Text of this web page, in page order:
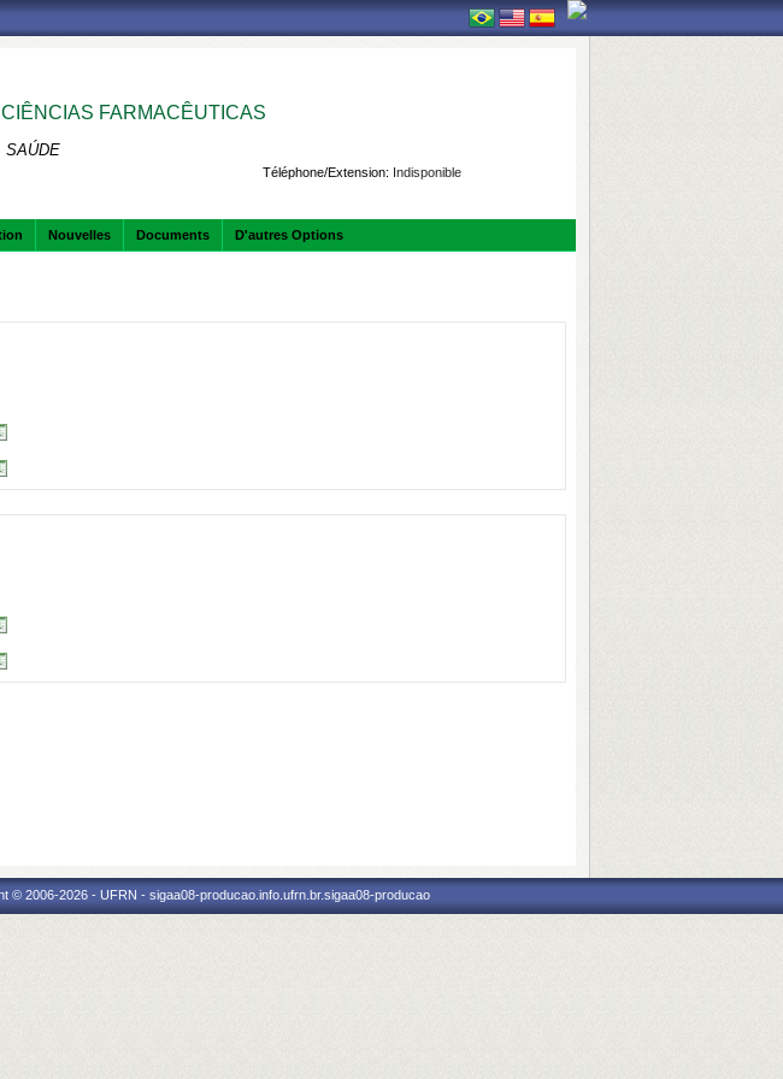
FARMACÊUTICAS
SAÚDE
Téléphone/Extension: Indisponible
Nouvelles Documents D'autres Options
© 2006-2026 - UFRN - sigaa08-producao.info.ufrn.br.sigaa08-producao